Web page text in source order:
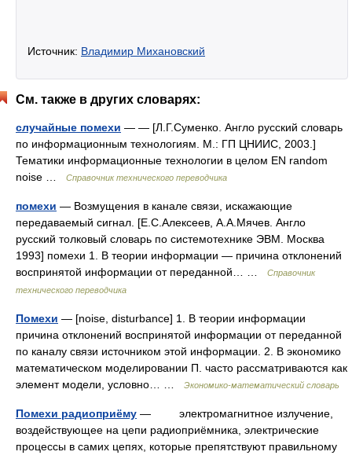
Источник: Владимир Михановский
См. также в других словарях:
случайные помехи — — [Л.Г.Суменко. Англо русский словарь
по информационным технологиям. М.: ГП ЦНИИС, 2003.]
Тематики информационные технологии в целом EN random
noise …
Справочник технического переводчика
помехи — Возмущения в канале связи, искажающие
передаваемый сигнал. [Е.С.Алексеев, А.А.Мячев. Англо
русский толковый словарь по системотехнике ЭВМ. Москва
1993] помехи 1. В теории информации — причина отклонений
воспринятой информации от переданной… …
Справочник
технического переводчика
Помехи — [noise, disturbance] 1. В теории информации
причина отклонений воспринятой информации от переданной
по каналу связи источником этой информации. 2. В экономико
математическом моделировании П. часто рассматриваются как
элемент модели, условно… …
Экономико-математический словарь
Помехи радиоприёму — электромагнитное излучение,
воздействующее на цепи радиоприёмника, электрические
процессы в самих цепях, которые препятствуют правильному